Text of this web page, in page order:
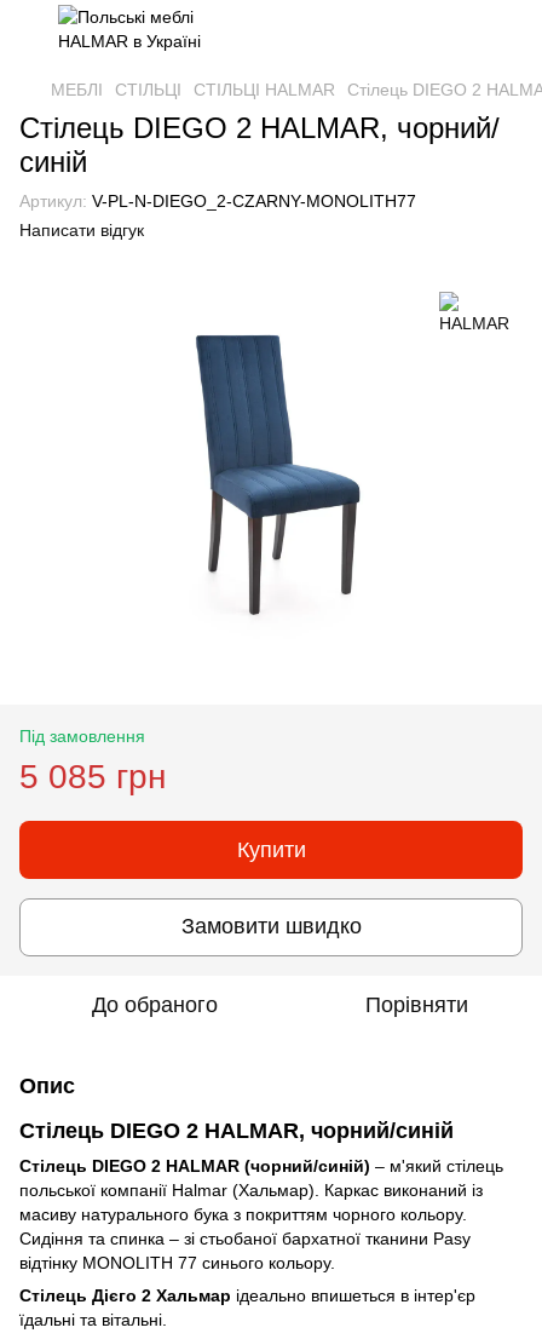
МЕБЛІ СТІЛЬЦІ СТІЛЬЦІ HALMAR Стілець DIEGO 2
Стілець DIEGO 2 HALMAR, чорний/
синій
Артикул: V-PL-N-DIEGO_2-CZARNY-MONOLITH77
Написати відгук
Під замовлення
5 085 грн
Купити
Замовити швидко
До обраного Порівняти
Опис
Стілець DIEGO 2 HALMAR, чорний/синій
Стілець DIEGO 2 HALMAR (чорний/синій) – м'який стілець
польської компанії Halmar (Хальмар). Каркас виконаний із
масиву натурального бука з покриттям чорного кольору.
Сидіння та спинка – зі стьобаної бархатної тканини Pasy
відтінку MONOLITH 77 синього кольору.
Стілець Дієго 2 Хальмар ідеально впишеться в інтер'єр
їдальні та вітальні.